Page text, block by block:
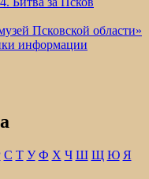
Псковской области»
информации
С Т У Ф Х Ч Ш Щ Ю Я